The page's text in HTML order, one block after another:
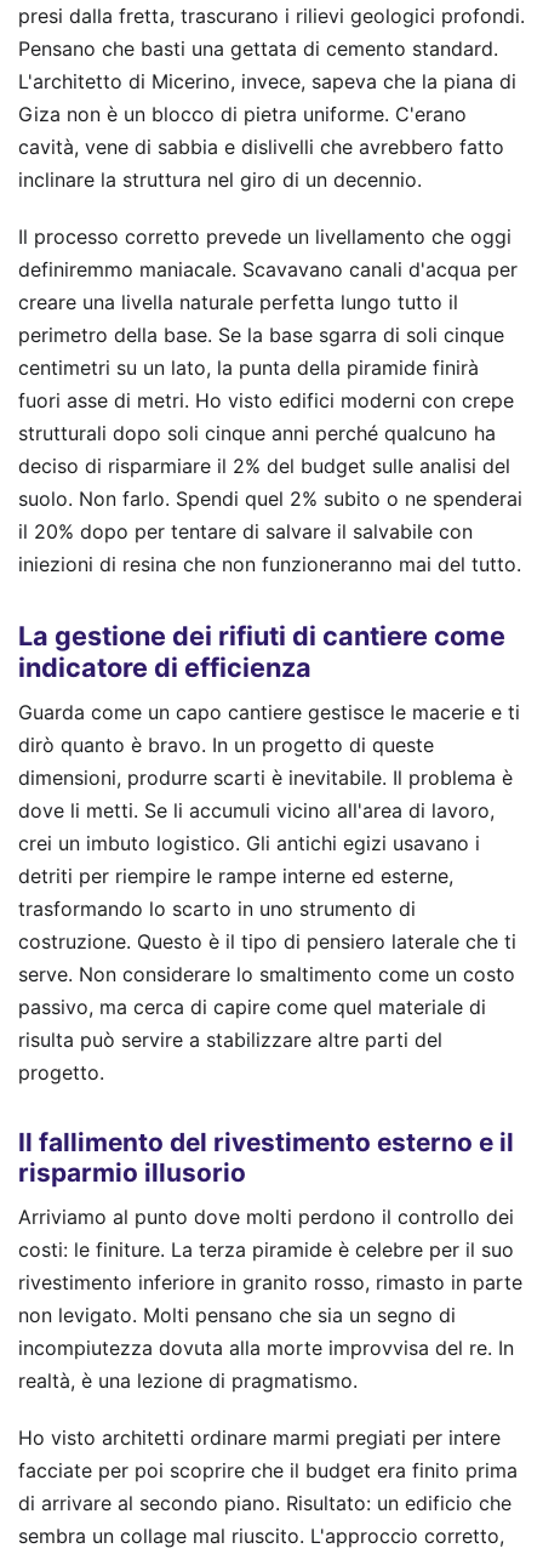
presi dalla fretta, trascurano i rilievi geologici profondi.
Pensano che basti una gettata di cemento standard.
L'architetto di Micerino, invece, sapeva che la piana di
Giza non è un blocco di pietra uniforme. C'erano
cavità, vene di sabbia e dislivelli che avrebbero fatto
inclinare la struttura nel giro di un decennio.
Il processo corretto prevede un livellamento che oggi
definiremmo maniacale. Scavavano canali d'acqua per
creare una livella naturale perfetta lungo tutto il
perimetro della base. Se la base sgarra di soli cinque
centimetri su un lato, la punta della piramide finirà
fuori asse di metri. Ho visto edifici moderni con crepe
strutturali dopo soli cinque anni perché qualcuno ha
deciso di risparmiare il 2% del budget sulle analisi del
suolo. Non farlo. Spendi quel 2% subito o ne spenderai
il 20% dopo per tentare di salvare il salvabile con
iniezioni di resina che non funzioneranno mai del tutto.
La gestione dei rifiuti di cantiere come
indicatore di efficienza
Guarda come un capo cantiere gestisce le macerie e ti
dirò quanto è bravo. In un progetto di queste
dimensioni, produrre scarti è inevitabile. Il problema è
dove li metti. Se li accumuli vicino all'area di lavoro,
crei un imbuto logistico. Gli antichi egizi usavano i
detriti per riempire le rampe interne ed esterne,
trasformando lo scarto in uno strumento di
costruzione. Questo è il tipo di pensiero laterale che ti
serve. Non considerare lo smaltimento come un costo
passivo, ma cerca di capire come quel materiale di
risulta può servire a stabilizzare altre parti del
progetto.
Il fallimento del rivestimento esterno e il
risparmio illusorio
Arriviamo al punto dove molti perdono il controllo dei
costi: le finiture. La terza piramide è celebre per il suo
rivestimento inferiore in granito rosso, rimasto in parte
non levigato. Molti pensano che sia un segno di
incompiutezza dovuta alla morte improvvisa del re. In
realtà, è una lezione di pragmatismo.
Ho visto architetti ordinare marmi pregiati per intere
facciate per poi scoprire che il budget era finito prima
di arrivare al secondo piano. Risultato: un edificio che
sembra un collage mal riuscito. L'approccio corretto,